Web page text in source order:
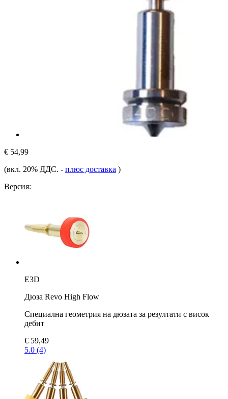
€ 54,99
(вкл. 20% ДДС. - плюс доставка )
Версия:
E3D
Дюза Revo High Flow
Специална геометрия на дюзата за резултати с висок
дебит
€ 59,49
5.0 (4)